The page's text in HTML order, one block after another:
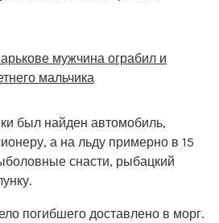
мужчина ограбил и
мальчика
был найден автомобиль,
а на льду примерно в 15
снасти, рыбацкий
погибшего доставлено в морг.